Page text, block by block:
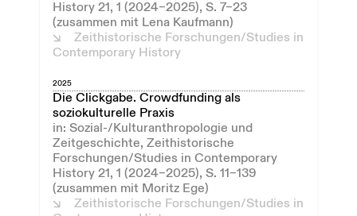
History 21, 1 (2024–2025), S. 7–23
(zusammen mit Lena Kaufmann)
Zeithistorische Forschungen/Studies in
Contemporary History
2025
Die Clickgabe. Crowdfunding als
soziokulturelle Praxis
in: Sozial-/Kulturanthropologie und
Zeitgeschichte, Zeithistorische
Forschungen/Studies in Contemporary
History 21, 1 (2024–2025), S. 11–139
(zusammen mit Moritz Ege)
Zeithistorische Forschungen/Studies in